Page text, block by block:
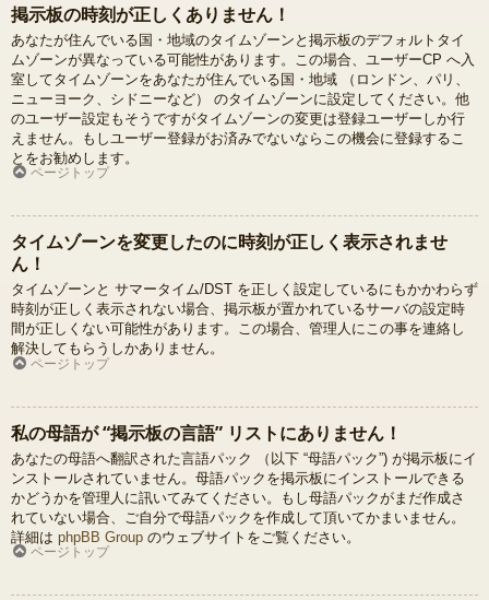
掲示板の時刻が正しくありません！
あなたが住んでいる国・地域のタイムゾーンと掲示板のデフォルトタイ
ムゾーンが異なっている可能性があります。この場合、ユーザーCP へ入
室してタイムゾーンをあなたが住んでいる国・地域 （ロンドン、パリ、
ニューヨーク、シドニーなど） のタイムゾーンに設定してください。他
のユーザー設定もそうですがタイムゾーンの変更は登録ユーザーしか行
えません。もしユーザー登録がお済みでないならこの機会に登録するこ
とをお勧めします。
ページトップ
タイムゾーンを変更したのに時刻が正しく表示されませ
ん！
タイムゾーンと サマータイム/DST を正しく設定しているにもかかわらず
時刻が正しく表示されない場合、掲示板が置かれているサーバの設定時
間が正しくない可能性があります。この場合、管理人にこの事を連絡し
解決してもらうしかありません。
ページトップ
私の母語が “掲示板の言語” リストにありません！
あなたの母語へ翻訳された言語パック （以下 “母語パック”) が掲示板にイ
ンストールされていません。母語パックを掲示板にインストールできる
かどうかを管理人に訊いてみてください。もし母語パックがまだ作成さ
れていない場合、ご自分で母語パックを作成して頂いてかまいません。
詳細は phpBB Group のウェブサイトをご覧ください。
ページトップ